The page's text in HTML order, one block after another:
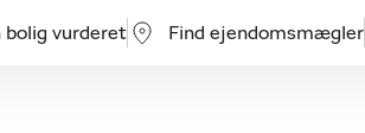
bolig vurderet Find ejendomsmægler